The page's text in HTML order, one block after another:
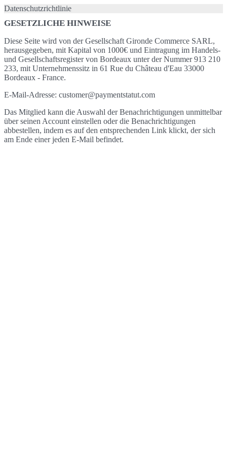
Datenschutzrichtlinie
GESETZLICHE HINWEISE
Diese Seite wird von der Gesellschaft Gironde Commerce SARL,
herausgegeben, mit Kapital von 1000€ und Eintragung im Handels-
und Gesellschaftsregister von Bordeaux unter der Nummer 913 210
233, mit Unternehmenssitz in 61 Rue du Château d'Eau 33000
Bordeaux - France.
E-Mail-Adresse: customer@paymentstatut.com
Das Mitglied kann die Auswahl der Benachrichtigungen unmittelbar
über seinen Account einstellen oder die Benachrichtigungen
abbestellen, indem es auf den entsprechenden Link klickt, der sich
am Ende einer jeden E-Mail befindet.